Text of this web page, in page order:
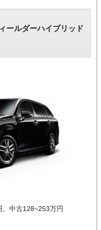
ールダーハイブリッド
中古128~253万円